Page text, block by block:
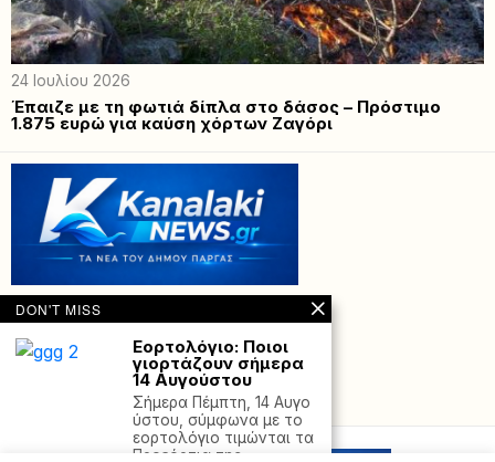
24 Ιουλίου 2026
Έπαιζε με τη φωτιά δίπλα στο δάσος – Πρόστιμο
1.875 ευρώ για καύση χόρτων Ζαγόρι
by Hostville”)
DON'T MISS
Εορτολόγιο: Ποιοι
γιορτάζουν σήμερα
14 Αυγούστου
Σήμερα Πέμπτη, 14 Αυγο
ύστου, σύμφωνα με το
εορτολόγιο τιμώνται τα
Προεόρτια της